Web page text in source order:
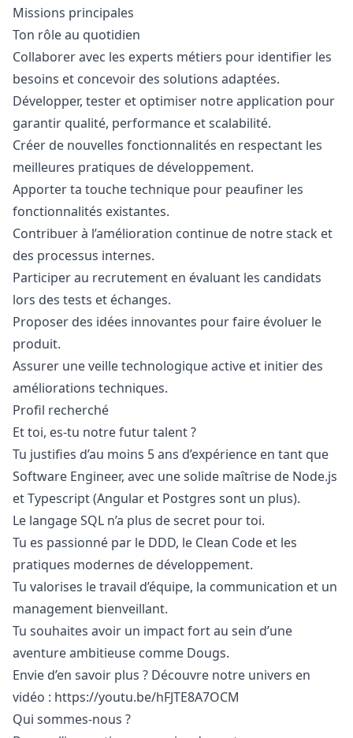
Missions principales
Ton rôle au quotidien
Collaborer avec les experts métiers pour identifier les
besoins et concevoir des solutions adaptées.
Développer, tester et optimiser notre application pour
garantir qualité, performance et scalabilité.
Créer de nouvelles fonctionnalités en respectant les
meilleures pratiques de développement.
Apporter ta touche technique pour peaufiner les
fonctionnalités existantes.
Contribuer à l’amélioration continue de notre stack et
des processus internes.
Participer au recrutement en évaluant les candidats
lors des tests et échanges.
Proposer des idées innovantes pour faire évoluer le
produit.
Assurer une veille technologique active et initier des
améliorations techniques.
Profil recherché
Et toi, es-tu notre futur talent ?
Tu justifies d’au moins 5 ans d’expérience en tant que
Software Engineer, avec une solide maîtrise de Node.js
et Typescript (Angular et Postgres sont un plus).
Le langage SQL n’a plus de secret pour toi.
Tu es passionné par le DDD, le Clean Code et les
pratiques modernes de développement.
Tu valorises le travail d’équipe, la communication et un
management bienveillant.
Tu souhaites avoir un impact fort au sein d’une
aventure ambitieuse comme Dougs.
Envie d’en savoir plus ? Découvre notre univers en
vidéo : https://youtu.be/hFJTE8A7OCM
Qui sommes-nous ?